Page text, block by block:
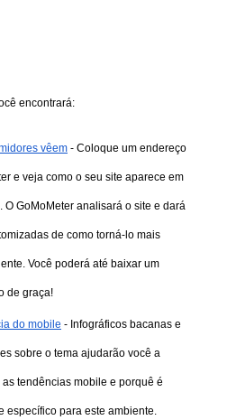
encontrará:
vêem - Coloque um endereço
e veja como o seu site aparece em
O GoMoMeter analisará o site e dará
de como torná-lo mais
Você poderá até baixar um
de graça!
do mobile - Infográficos bacanas e
sobre o tema ajudarão você a
tendências mobile e porquê é
específico para este ambiente.